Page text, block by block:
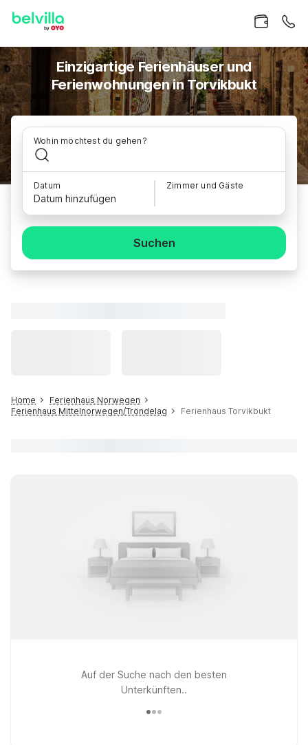
Einzigartige Ferienhäuser und
Ferienwohnungen in Torvikbukt
Wohin möchtest du gehen?
Datum
Datum hinzufügen
Zimmer und Gäste
Suchen
Home
Ferienhaus Norwegen
Ferienhaus Mittelnorwegen/Tröndelag
Ferienhaus Torvikbukt
Auf der Suche nach den besten
Unterkünften..